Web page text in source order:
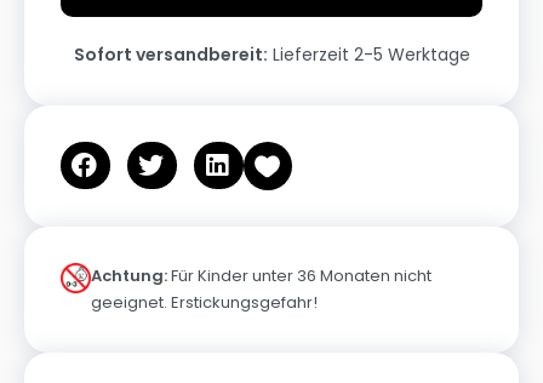
Sofort versandbereit: Lieferzeit 2-5 Werktage
Achtung:Für Kinder unter 36 Monaten nicht
geeignet. Erstickungsgefahr!